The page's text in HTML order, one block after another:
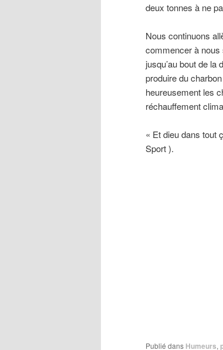
deux tonnes à ne
Nous continuons
commencer à nous
jusqu’au bout de la
produire du
heureusement les
réchauffement
« Et dieu dans tout
Sport ).
Publié dans Humeurs,